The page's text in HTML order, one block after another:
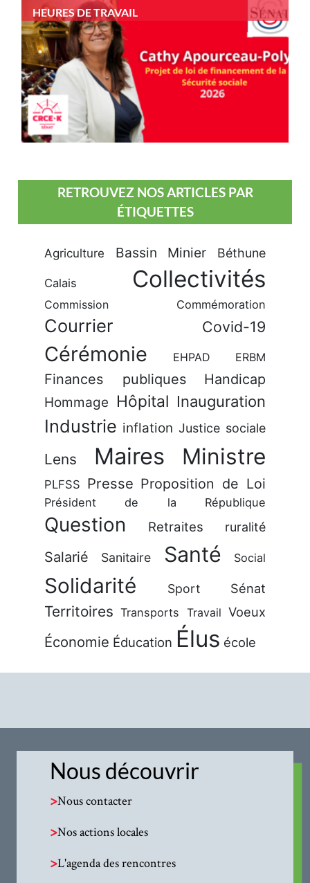
HEURES DE TRAVAIL
RETROUVEZ NOS ARTICLES PAR
ÉTIQUETTES
Agriculture Bassin Minier Béthune
Calais Collectivités
Commission Commémoration
Courrier Covid-19
Cérémonie EHPAD ERBM
Finances publiques Handicap
Hommage Hôpital Inauguration
Industrie inflation Justice sociale
Lens Maires Ministre
PLFSS Presse Proposition de Loi
Président de la République
Question Retraites ruralité
Salarié Sanitaire Santé Social
Solidarité Sport Sénat
Territoires Transports Travail Voeux
Économie Éducation Élus école
Nous découvrir
>Nous contacter
>Nos actions locales
>L'agenda des rencontres